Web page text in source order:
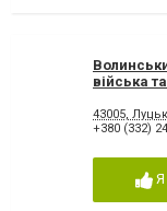
війська
43005,
+380 (332)
Я